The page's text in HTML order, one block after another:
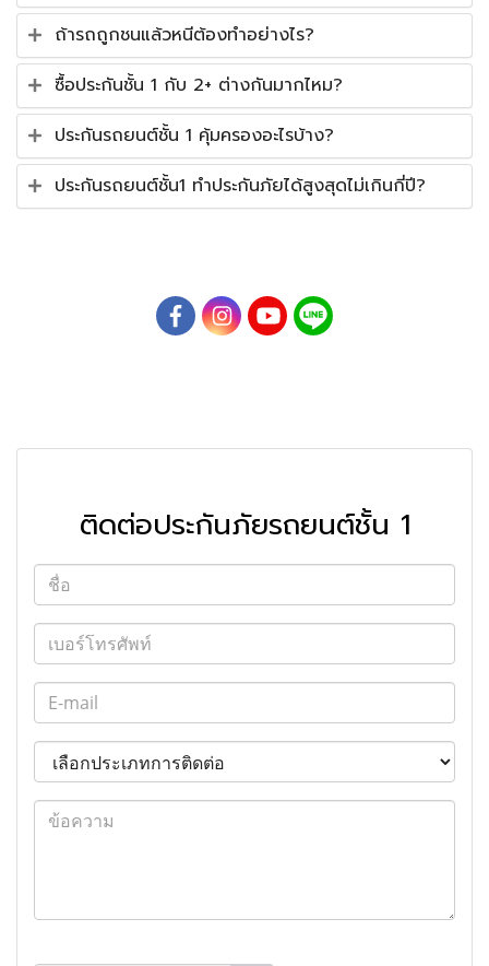
ถ้ารถถูกชนแล้วหนีต้องทำอย่างไร?
ซื้อประกันชั้น 1 กับ 2+ ต่างกันมากไหม?
ประกันรถยนต์ชั้น 1 คุ้มครองอะไรบ้าง?
ประกันรถยนต์ชั้น1 ทำประกันภัยได้สูงสุดไม่เกินกี่ปี?
ติดต่อประกันภัยรถยนต์ชั้น 1